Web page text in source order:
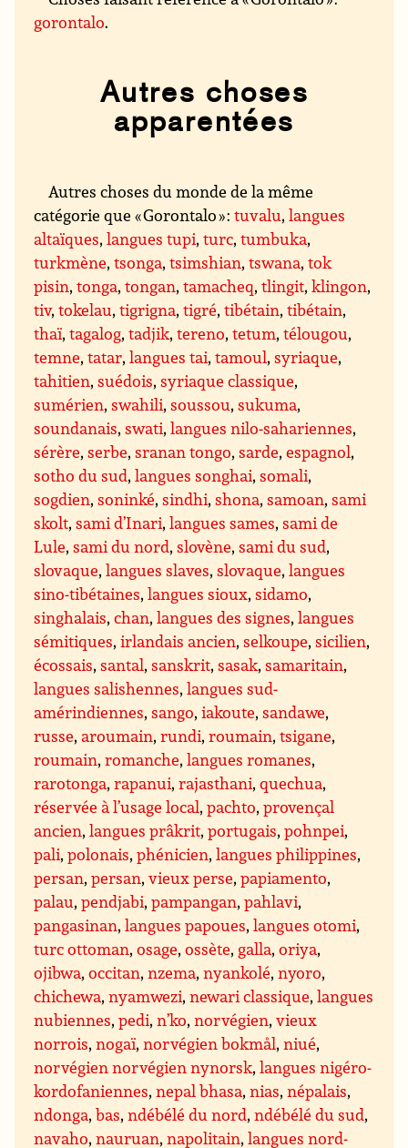
gorontalo.
Autres choses
apparentées
Autres choses du monde de la même
catégorie que « Gorontalo » :tuvalu,langues
altaïques,langues tupi,turc,tumbuka,
turkmène,tsonga,tsimshian,tswana,tok
pisin,tonga,tongan,tamacheq,tlingit,klingon,
tiv,tokelau,tigrigna,tigré,tibétain,tibétain,
thaï,tagalog,tadjik,tereno,tetum,télougou,
temne,tatar,langues tai,tamoul,syriaque,
tahitien,suédois,syriaque classique,
sumérien,swahili,soussou,sukuma,
soundanais,swati,langues nilo-sahariennes,
sérère,serbe,sranan tongo,sarde,espagnol,
sotho du sud,langues songhai,somali,
sogdien,soninké,sindhi,shona,samoan,sami
skolt,sami d’Inari,langues sames,sami de
Lule,sami du nord,slovène,sami du sud,
slovaque,langues slaves,slovaque,langues
sino-tibétaines,langues sioux,sidamo,
singhalais,chan,langues des signes,langues
sémitiques,irlandais ancien,selkoupe,sicilien,
écossais,santal,sanskrit,sasak,samaritain,
langues salishennes,langues sud-
amérindiennes,sango,iakoute,sandawe,
russe,aroumain,rundi,roumain,tsigane,
roumain,romanche,langues romanes,
rarotonga,rapanui,rajasthani,quechua,
réservée à l’usage local,pachto,provençal
ancien,langues prâkrit,portugais,pohnpei,
pali,polonais,phénicien,langues philippines,
persan,persan,vieux perse,papiamento,
palau,pendjabi,pampangan,pahlavi,
pangasinan,langues papoues,langues otomi,
turc ottoman,osage,ossète, galla,oriya,
ojibwa,occitan,nzema,nyankolé,nyoro,
chichewa,nyamwezi,newari classique,langues
nubiennes,pedi,n’ko,norvégien,vieux
norrois,nogaï,norvégien bokmål,niué,
norvégien norvégien nynorsk,langues nigéro-
kordofaniennes,nepal bhasa,nias,népalais,
ndonga,bas,ndébélé du nord,ndébélé du sud,
navaho,nauruan,napolitain,langues nord-